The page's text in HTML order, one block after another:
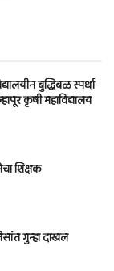
बुद्धिबळ स्पर्धा
कृषी महाविद्यालय
शिक्षक
गुन्हा दाखल